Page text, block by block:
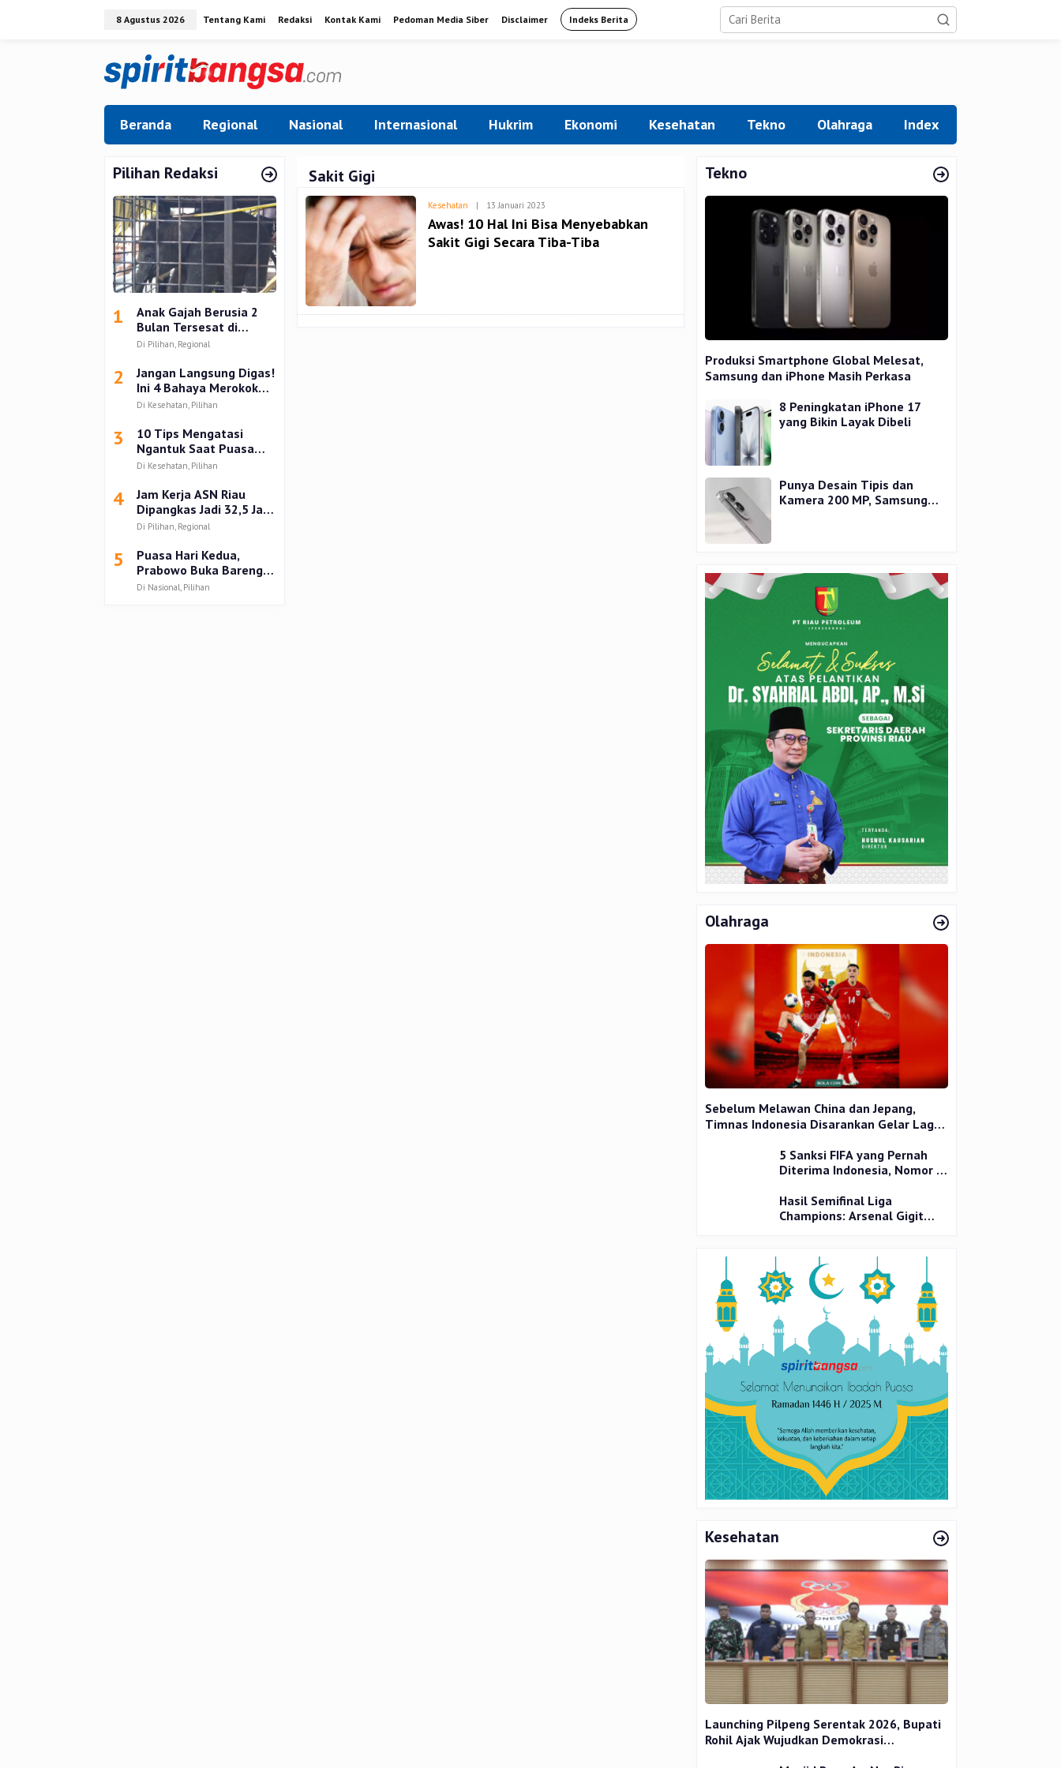
8 Agustus 2026 Tentang Kami Redaksi Kontak Kami Pedoman Media Siber Disclaimer Indeks Berita
Beranda Regional Nasional Internasional Hukrim Ekonomi Kesehatan Tekno Olahraga Index
Pilihan Redaksi
1
Anak Gajah Berusia 2
Bulan Tersesat di
Permukiman Warga
Di Pilihan, Regional
2
Jangan Langsung Digas!
Ini 4 Bahaya Merokok
setelah Buka Puasa
Di Kesehatan, Pilihan
3
10 Tips Mengatasi
Ngantuk Saat Puasa
Ramadhan 2025
Di Kesehatan, Pilihan
4
Jam Kerja ASN Riau
Dipangkas Jadi 32,5 Jam
Seminggu Selama
Di Pilihan, Regional
5
Puasa Hari Kedua,
Prabowo Buka Bareng
Anak dan Mantan Istri
Di Nasional, Pilihan
Sakit Gigi
Kesehatan | 13 Januari 2023Oleh
Awas! 10 Hal Ini Bisa Menyebabkan
Sakit Gigi Secara Tiba-Tiba
Tekno
Produksi Smartphone Global Melesat,
Samsung dan iPhone Masih Perkasa
8 Peningkatan iPhone 17
yang Bikin Layak Dibeli
Punya Desain Tipis dan
Kamera 200 MP, Samsung
Olahraga
Sebelum Melawan China dan Jepang,
Timnas Indonesia Disarankan Gelar Laga
5 Sanksi FIFA yang Pernah
Diterima Indonesia, Nomor 1
Hasil Semifinal Liga
Champions: Arsenal Gigit
Kesehatan
Launching Pilpeng Serentak 2026, Bupati
Rohil Ajak Wujudkan Demokrasi